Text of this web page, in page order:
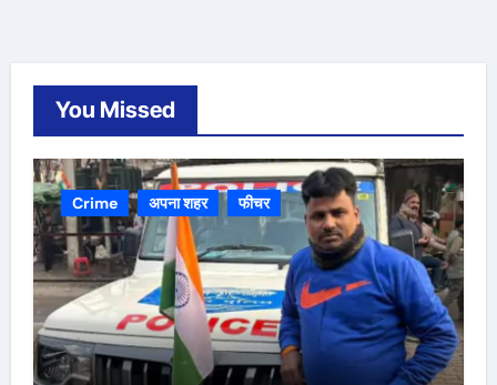
You Missed
Crime अपना शहर फीचर